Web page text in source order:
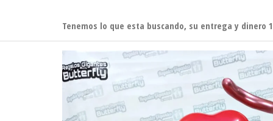
Tenemos lo que esta buscando, su entrega y dinero